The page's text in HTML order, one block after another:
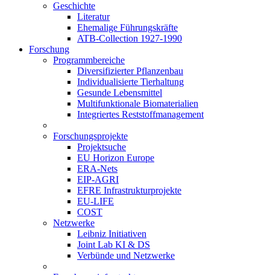
Geschichte
Literatur
Ehemalige Führungskräfte
ATB-Collection 1927-1990
Forschung
Programmbereiche
Diversifizierter Pflanzenbau
Individualisierte Tierhaltung
Gesunde Lebensmittel
Multifunktionale Biomaterialien
Integriertes Reststoffmanagement
Forschungsprojekte
Projektsuche
EU Horizon Europe
ERA-Nets
EIP-AGRI
EFRE Infrastrukturprojekte
EU-LIFE
COST
Netzwerke
Leibniz Initiativen
Joint Lab KI & DS
Verbünde und Netzwerke